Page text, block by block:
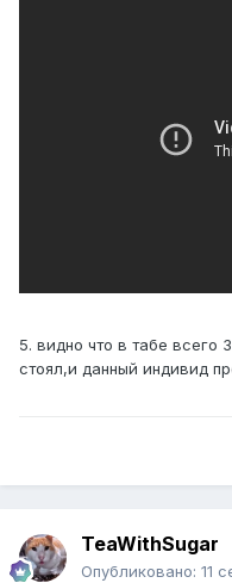
5. видно что в табе всего
стоял,и данный индивид
TeaWithSugar
Опубликовано: 11